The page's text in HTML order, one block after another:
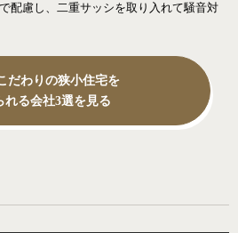
配慮し、二重サッシを取り入れて騒音対
だわりの狭小住宅を
れる会社3選を見る